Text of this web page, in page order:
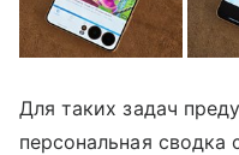
Для таких задач
персональная